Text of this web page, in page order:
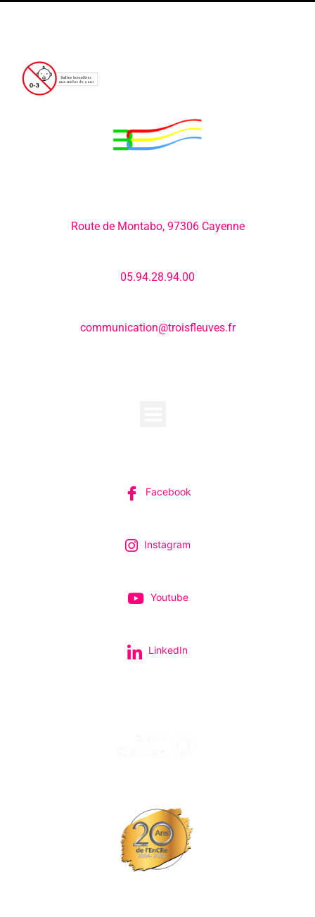
Route de Montabo, 97306 Cayenne
05.94.28.94.00
communication@troisfleuves.fr
Facebook
Instagram
Youtube
LinkedIn